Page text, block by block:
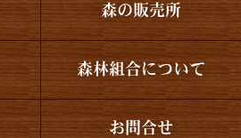
森の販売所
森林組合について
お問合せ